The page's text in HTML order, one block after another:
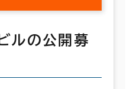
ルの公開募